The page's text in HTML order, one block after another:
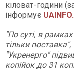
кіловат-години
інформує
"По суті, в
тільки
"Укренерго"
копійок до 31